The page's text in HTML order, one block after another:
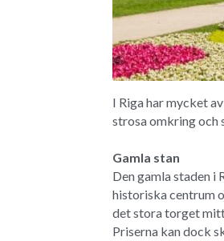
I Riga har mycket
strosa omkring och
Gamla stan
Den gamla staden i
historiska centrum
det stora torget mitt
Priserna kan dock